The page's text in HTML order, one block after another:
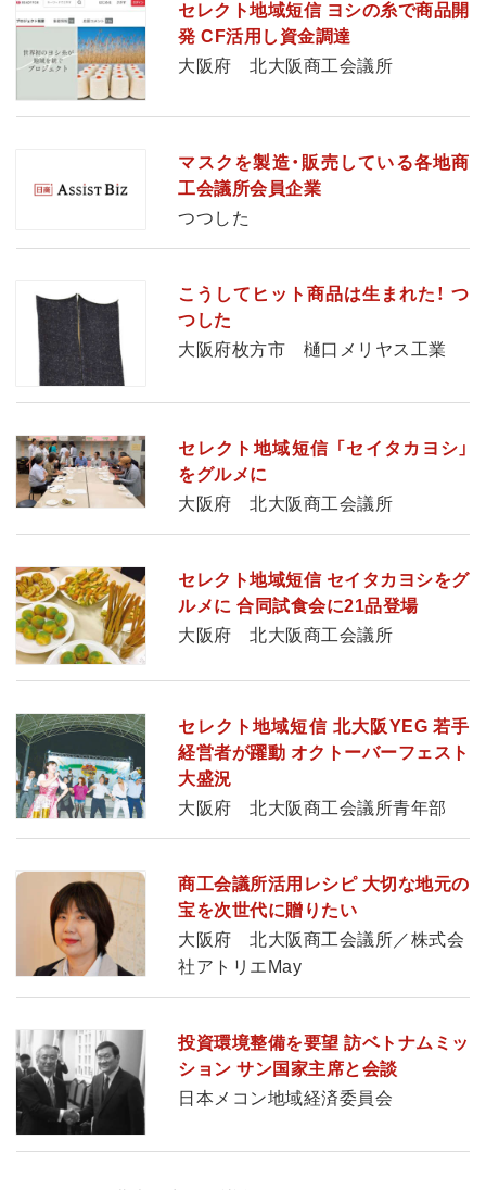
セレクト地域短信 ヨシの糸で商品開
発 CF活用し資金調達
大阪府 北大阪商工会議所
マスクを製造・販売している各地商
工会議所会員企業
つつした
こうしてヒット商品は生まれた！ つ
つした
大阪府枚方市 樋口メリヤス工業
セレクト地域短信 「セイタカヨシ」
をグルメに
大阪府 北大阪商工会議所
セレクト地域短信 セイタカヨシをグ
ルメに 合同試食会に21品登場
大阪府 北大阪商工会議所
セレクト地域短信 北大阪YEG 若手
経営者が躍動 オクトーバーフェスト
大盛況
大阪府 北大阪商工会議所青年部
商工会議所活用レシピ 大切な地元の
宝を次世代に贈りたい
大阪府 北大阪商工会議所／株式会
社アトリエMay
投資環境整備を要望 訪ベトナムミッ
ション サン国家主席と会談
日本メコン地域経済委員会